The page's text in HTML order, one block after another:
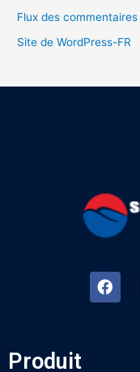
Flux des commentaires
Site de WordPress-FR
Produit